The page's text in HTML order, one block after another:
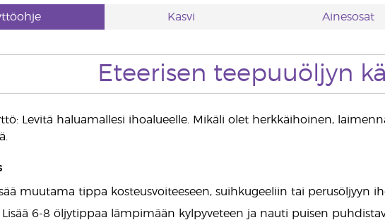
Kasvi Ainesosat
Eteerisen teepuuöljyn
Levitä haluamallesi ihoalueelle. Mikäli olet herkkäihoinen,
muutama tippa kosteusvoiteeseen, suihkugeeliin tai perusöljyyn
6-8 öljytippaa lämpimään kylpyveteen ja nauti puisen